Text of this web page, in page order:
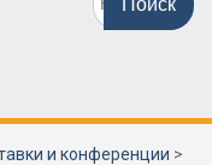
по:
и конференции >